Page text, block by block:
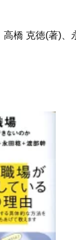
橋 克徳(著)、